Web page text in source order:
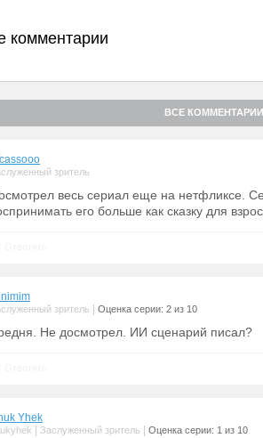
комментарии
ВСЕ КОММЕНТАРИИ
зритель
весь сериал еще на нетфликсе.
его больше как сказку для
зритель Оценка серии: 2 из 10
Не досмотрел. ИИ сценарий писал?
Yhek
Заслуженный зритель Оценка серии: 1 из 10